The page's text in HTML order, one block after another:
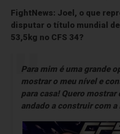
FightNews: Joel, o que
disputar o título mundial de
53,5kg no CFS 34?
Para mim é uma grande
mostrar o meu nível e
para casa! Quero
andado a construir com